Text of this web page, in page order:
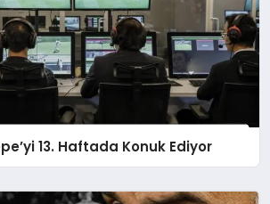
13. Haftada Konuk Ediyor